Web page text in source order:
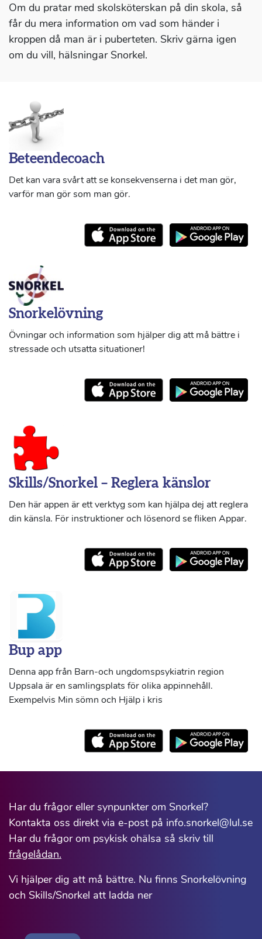
Om du pratar med skolsköterskan på din skola, så
får du mera information om vad som händer i
kroppen då man är i puberteten. Skriv gärna igen
om du vill, hälsningar Snorkel.
Beteendecoach
Det kan vara svårt att se konsekvenserna i det man gör,
varför man gör som man gör.
Snorkelövning
Övningar och information som hjälper dig att må bättre i
stressade och utsatta situationer!
Skills/Snorkel – Reglera känslor
Den här appen är ett verktyg som kan hjälpa dej att reglera
din känsla. För instruktioner och lösenord se fliken Appar.
Bup app
Denna app från Barn-och ungdomspsykiatrin region
Uppsala är en samlingsplats för olika appinnehåll.
Exempelvis Min sömn och Hjälp i kris
Har du frågor eller synpunkter om Snorkel?
Kontakta oss direkt via e-post på info.snorkel@lul.se
Har du frågor om psykisk ohälsa så skriv till
frågelådan.
Vi hjälper dig att må bättre. Nu finns Snorkelövning
och Skills/Snorkel att ladda ner